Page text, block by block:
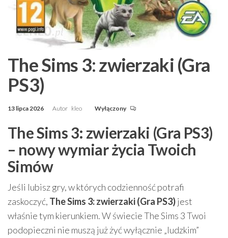
The Sims 3: zwierzaki (Gra
PS3)
13 lipca 2026 Autor kleo Wyłączony
The Sims 3: zwierzaki (Gra PS3)
– nowy wymiar życia Twoich
Simów
Jeśli lubisz gry, w których codzienność potrafi
zaskoczyć, The Sims 3: zwierzaki (Gra PS3)jest
właśnie tym kierunkiem. W świecie The Sims 3 Twoi
podopieczni nie muszą już żyć wyłącznie „ludzkim”